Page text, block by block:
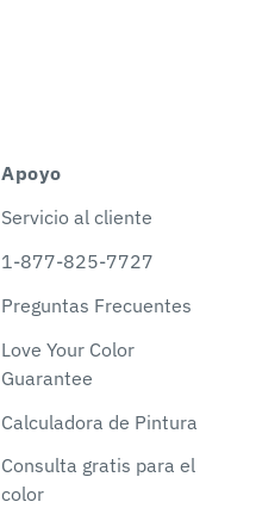
Apoyo
Servicio al cliente
1-877-825-7727
Preguntas Frecuentes
Love Your Color
Guarantee
Calculadora de Pintura
Consulta gratis para el
color